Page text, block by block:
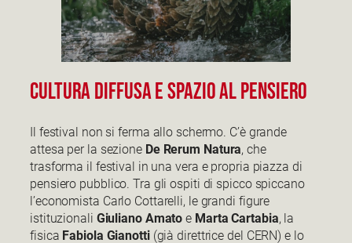
Cultura Diffusa e Spazio al Pensiero
Il festival non si ferma allo schermo. C’è grande
attesa per la sezione De Rerum Natura, che
trasforma il festival in una vera e propria piazza di
pensiero pubblico. Tra gli ospiti di spicco spiccano
l’economista Carlo Cottarelli, le grandi figure
istituzionali Giuliano Amato e Marta Cartabia, la
fisica Fabiola Gianotti(già direttrice del CERN) e lo